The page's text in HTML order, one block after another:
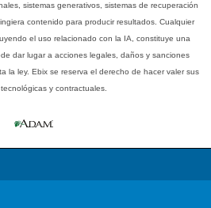
sistemas generativos, sistemas de recuperación
contenido para producir resultados. Cualquier
el uso relacionado con la IA, constituye una
dar lugar a acciones legales, daños y sanciones
la ley. Ebix se reserva el derecho de hacer valer sus
y contractuales.